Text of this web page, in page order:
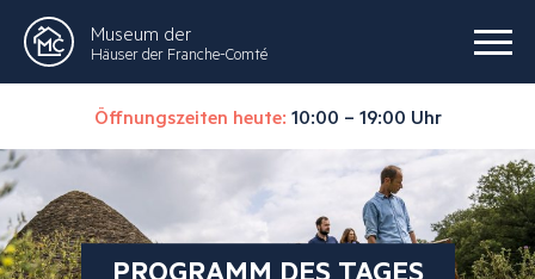
Museum der
Häuser der Franche-Comté
Öffnungszeiten heute: 10:00 – 19:00 Uhr
PROGRAMM DES TAGES